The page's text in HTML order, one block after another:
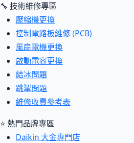
🔧 技術維修專區
壓縮機更換
控制電路板維修 (PCB)
風扇電機更換
啟動電容更換
結冰問題
跳掣問題
維修收費參考表
⭐ 熱門品牌專區
Daikin 大金專門店